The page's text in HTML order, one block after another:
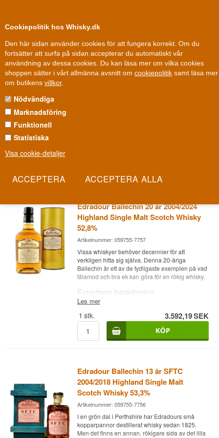
Cookiepolitik hos Whisky.dk
Den här sidan använder cookies för att fungera korrekt. Om du
fortsätter att surfa på sidan accepterar du automatiskt vår
användning av dessa cookies. Du kan läsa mer om vilka cookies
shoppen sätter i vårt allmänna avsnitt om cookiepolitik samt läsa mer
om butikens villkor.
Nödvändiga
Marknadsföring
Funktionell
Statistiska
Visa cookie-detaljer
100 % Danskägt Ägt och drivet i Danmark
Whisky»Whiskydestillerier
BALLECHIN WHISKY
Det finns Highland-whisky, och så finns det Ballechin. Medan
grannarna odlar sötma och mjukhet fyller den här serien glaset
experiment - beviset på att även Skottlands minsta destilleri kan gå
Les mer
Edradour Ballechin 20 år 2004/2024
Highland Single Malt Scotch Whisky
52,8%
Artikelnummer: 059755-7757
Vissa whiskyer behöver decennier för att
verkligen hitta sig själva. Denna 20-åriga
Ballechin är ett av de tydligaste exemplen på vad
tålamod och bra ek kan göra för en rökig whisky.
Expertens beskrivning
Barrels är en Highland Single Malt Scotch
Whisky lagrad på 1st fill bourbonfat och
buteljerad vid 52,8 %.
ovanligt djup, där Ballechins kraftfulla torv
gradvis mjukats upp av bourbonekens vanilj och
sötma. Med 2.016 flaskor är detta en av de större
utgåvorna i serien, men ändå en sällsynt chans
att smaka vad två decenniers lagring gör med en
rökig Highland-whisky.
Smaknoter
Les mer
1 stk. 3.592,19SEK
Edradour Ballechin 13 år SFTC
2004/2018 Highland Single Malt
Scotch Whisky 53,3%
Artikelnummer: 059755-7756
I en grön dal i Perthshire har Edradours små
kopparpannor destillerat whisky sedan 1825.
Men det finns en annan, rökigare sida av det lilla